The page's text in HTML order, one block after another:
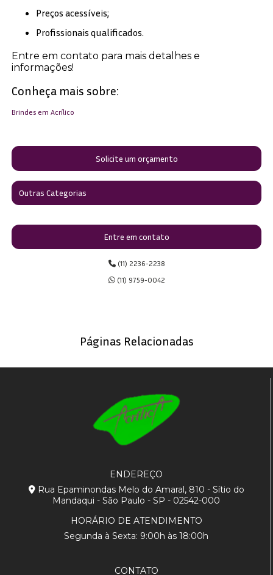
Preços acessíveis;
Profissionais qualificados.
Entre em contato para mais detalhes e
informações!
Conheça mais sobre:
Brindes em Acrílico
Solicite um orçamento
Outras Categorias
Entre em contato
(11) 2236-2238
(11) 9759-0042
Páginas Relacionadas
ENDEREÇO
Rua Epaminondas Melo do Amaral, 810 - Sítio do
Mandaqui - São Paulo - SP - 02542-000
HORÁRIO DE ATENDIMENTO
Segunda à Sexta: 9:00h às 18:00h
CONTATO